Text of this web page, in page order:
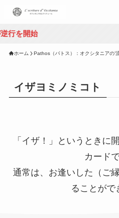
ホーム Pathos（パトス）：オクシタニアの’
イザヨミノミコト
「イザ！」というときに
カードで
通常は、お逢いした（ご
ることがで